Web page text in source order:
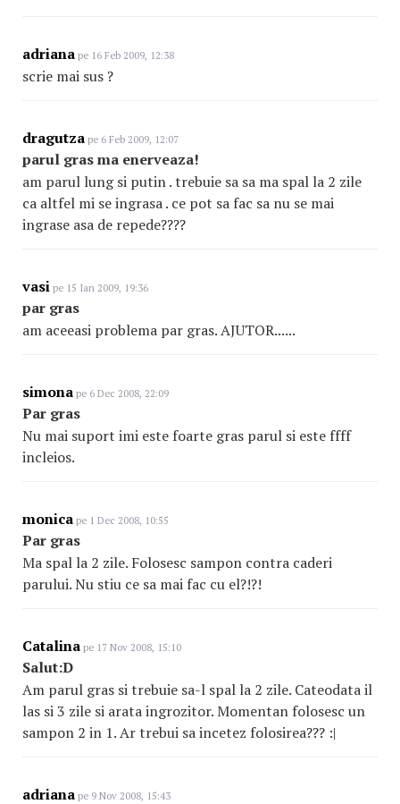
adriana pe 16 Feb 2009, 12:38
scrie mai sus ?
dragutza pe 6 Feb 2009, 12:07
parul gras ma enerveaza!
am parul lung si putin . trebuie sa sa ma spal la 2 zile
ca altfel mi se ingrasa . ce pot sa fac sa nu se mai
ingrase asa de repede????
vasi pe 15 Ian 2009, 19:36
par gras
am aceeasi problema par gras. AJUTOR......
simona pe 6 Dec 2008, 22:09
Par gras
Nu mai suport imi este foarte gras parul si este ffff
incleios.
monica pe 1 Dec 2008, 10:55
Par gras
Ma spal la 2 zile. Folosesc sampon contra caderi
parului. Nu stiu ce sa mai fac cu el?!?!
Catalina pe 17 Nov 2008, 15:10
Salut:D
Am parul gras si trebuie sa-l spal la 2 zile. Cateodata il
las si 3 zile si arata ingrozitor. Momentan folosesc un
sampon 2 in 1. Ar trebui sa incetez folosirea??? :|
adriana pe 9 Nov 2008, 15:43